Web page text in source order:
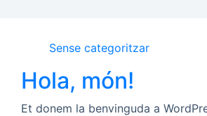
Sense categoritzar
Hola, món!
Et donem la benvinguda a